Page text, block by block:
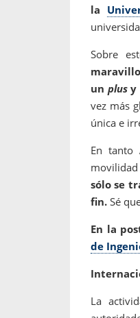
la
Sobre
un plusy
vez más
única e
En tanto
sólo se
fin. Sé
En la
de
La